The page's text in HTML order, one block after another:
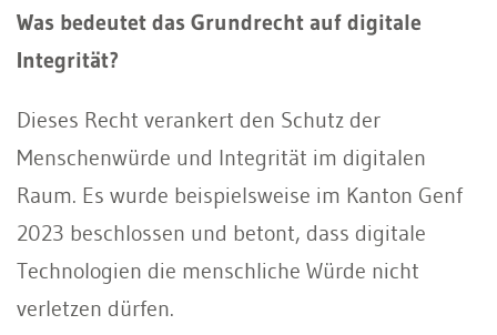
Was bedeutet das Grundrecht auf digitale
Integrität?
Dieses Recht verankert den Schutz der
Menschenwürde und Integrität im digitalen
Raum. Es wurde beispielsweise im Kanton Genf
2023 beschlossen und betont, dass digitale
Technologien die menschliche Würde nicht
verletzen dürfen.